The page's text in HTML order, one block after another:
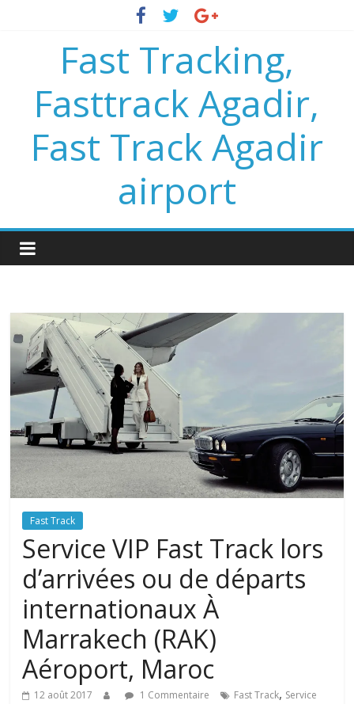
Fast Tracking,
Fasttrack Agadir,
Fast Track Agadir
airport
Fast Track
Service VIP Fast Track lors
d’arrivées ou de départs
internationaux À
Marrakech (RAK)
Aéroport, Maroc
12 août 2017 1 Commentaire Fast Track, Service